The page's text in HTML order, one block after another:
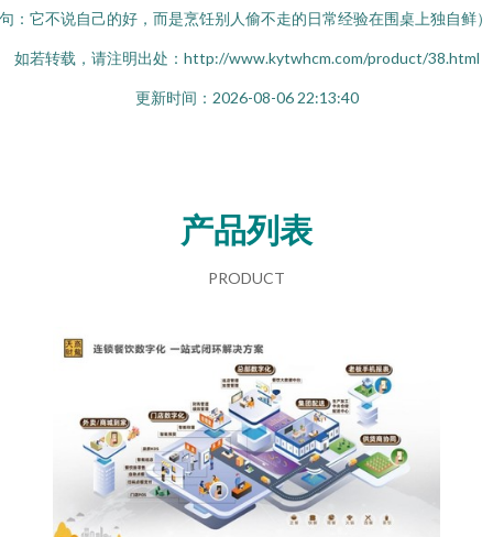
：它不说自己的好，而是烹饪别人偷不走的日常经验在围桌上独自鲜）
如若转载，请注明出处：http://www.kytwhcm.com/product/38.html
更新时间：2026-08-06 22:13:40
产品列表
PRODUCT